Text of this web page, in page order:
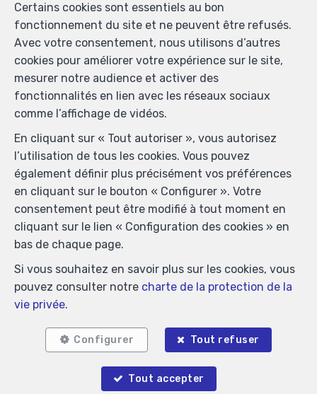
Certains cookies sont essentiels au bon
fonctionnement du site et ne peuvent être refusés.
Avec votre consentement, nous utilisons d’autres
cookies pour améliorer votre expérience sur le site,
mesurer notre audience et activer des
fonctionnalités en lien avec les réseaux sociaux
comme l’affichage de vidéos.
En cliquant sur « Tout autoriser », vous autorisez
l’utilisation de tous les cookies. Vous pouvez
également définir plus précisément vos préférences
en cliquant sur le bouton « Configurer ». Votre
consentement peut être modifié à tout moment en
cliquant sur le lien « Configuration des cookies » en
bas de chaque page.
Si vous souhaitez en savoir plus sur les cookies, vous
pouvez consulter notre charte de la protection de la
vie privée.
Configurer Tout refuser
Tout accepter
—
immopetitjean@gmail.com
Agent immobilier agréé IPI sous le numéro 505438 en
Belgique - N° entreprise : TVA BE-0425.723.793-
Instance de contrôle: Institut professionnel des agents
immobiliers, rue du Luxembourg 16B, 1000 Bruxelles
(+32 2 505 38 50 - info@ipi.be) - Soumis au
déontologique de l’ IPI
RC professionnelle et cautionnement via AXA Belgium
SA, Place du Trône 1, 1000 Bruxelles – police n°
730.390.160. Couverture valable pour les activités
réalisées en Belgique
Charte de la protection de la vie privée
Configuration des cookies
WEBULOUS.IMMO